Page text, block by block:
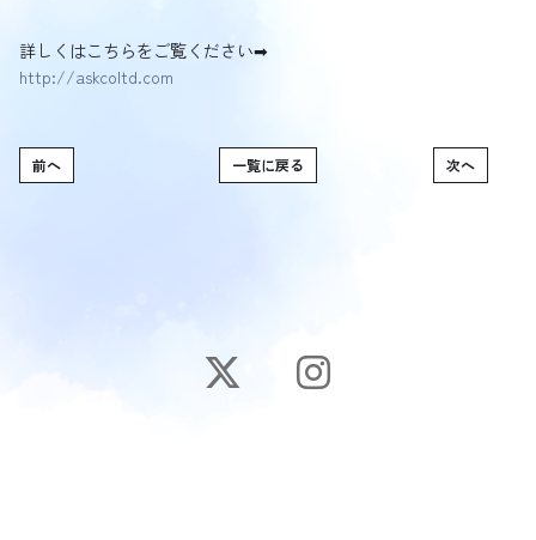
詳しくはこちらをご覧ください➡︎
http://askcoltd.com
前へ 一覧に戻る 次へ